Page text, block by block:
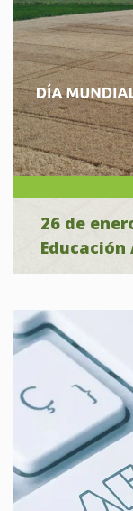
26 de